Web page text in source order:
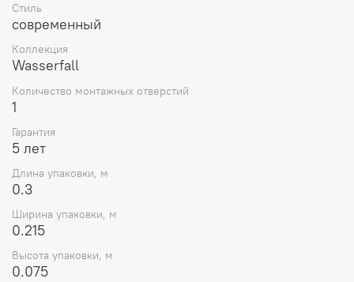
Стиль
современный
Коллекция
Wasserfall
Количество монтажных отверстий
1
Гарантия
5 лет
Длина упаковки, м
0.3
Ширина упаковки, м
0.215
Высота упаковки, м
0.075